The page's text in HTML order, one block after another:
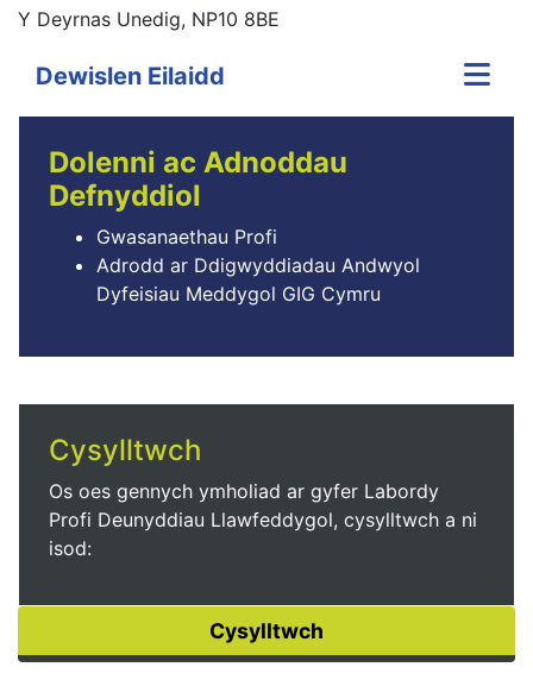
Y Deyrnas Unedig, NP10 8BE
Dewislen Eilaidd
Dolenni ac Adnoddau
Defnyddiol
Gwasanaethau Profi
Adrodd ar Ddigwyddiadau Andwyol
Dyfeisiau Meddygol GIG Cymru
Cysylltwch
Os oes gennych ymholiad ar gyfer Labordy
Profi Deunyddiau Llawfeddygol, cysylltwch a ni
isod: